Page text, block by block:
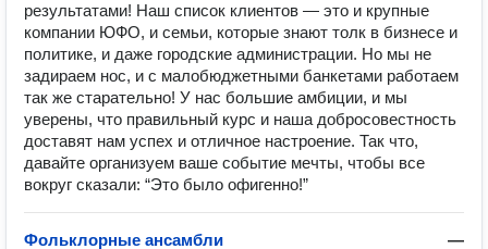
результатами! Наш список клиентов — это и крупные
компании ЮФО, и семьи, которые знают толк в бизнесе и
политике, и даже городские администрации. Но мы не
задираем нос, и с малобюджетными банкетами работаем
так же старательно! У нас большие амбиции, и мы
уверены, что правильный курс и наша добросовестность
доставят нам успех и отличное настроение. Так что,
давайте организуем ваше событие мечты, чтобы все
вокруг сказали: “Это было офигенно!”
Фольклорные ансамбли —